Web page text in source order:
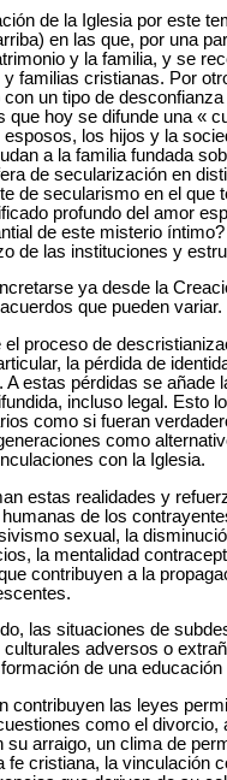
de la Iglesia por este
en las que, por una
y la familia, y se
familias cristianas. Por
un tipo de
hoy se difunde una «
los hijos y la
a la familia fundada
de secularización en
de secularismo en el
profundo del amor
de este misterio
de las instituciones y
ya desde la
que pueden variar.
proceso de
la pérdida de
A estas pérdidas se
incluso legal. Esto
como si fueran
como
con la Iglesia.
estas realidades y
de los
sexual, la
la mentalidad
contribuyen a la
las situaciones de
adversos o
de una
contribuyen las leyes
como el
su arraigo, un clima de
fe cristiana, la vinculación